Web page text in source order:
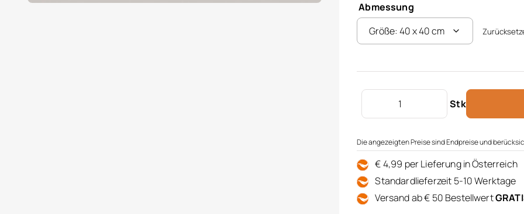
Abmessung
Stk
Zierkissenfüllung Vlies 40x40 Menge
Die angezeigten Preise sind Endpreise und
€ 4,99 per Lieferung in Österreich
Standardlieferzeit 5-10 Werktage
Versand ab € 50 Bestellwert